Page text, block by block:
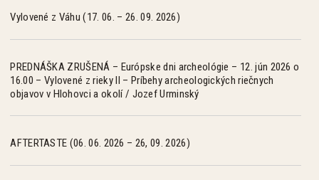
Vylovené z Váhu (17. 06. – 26. 09. 2026)
PREDNÁŠKA ZRUŠENÁ – Európske dni archeológie – 12. jún 2026 o
16.00 – Vylovené z rieky II – Príbehy archeologických riečnych
objavov v Hlohovci a okolí / Jozef Urminský
AFTERTASTE (06. 06. 2026 – 26, 09. 2026)